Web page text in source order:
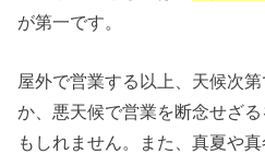
が第一です。
屋外で営業する以上、天候次
か、悪天候で営業を断念せざ
もしれません。また、真夏や